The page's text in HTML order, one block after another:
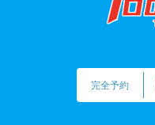
完全予約